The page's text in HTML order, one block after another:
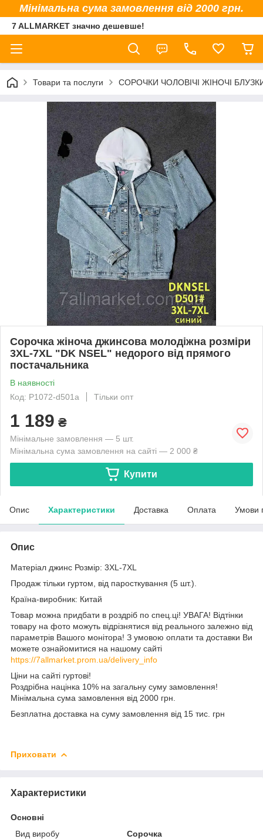
Мінімальна сума замовлення від 2000 грн.
7 ALLMARKET значно дешевше!
Товари та послуги СОРОЧКИ ЧОЛОВІЧІ ЖІНОЧІ
Сорочка жіноча джинсова молодіжна розміри
3XL-7XL "DK NSEL" недорого від прямого
постачальника
В наявності
Код: P1072-d501a
Тільки опт
1 189 ₴
Мінімальне замовлення — 5 шт.
Мінімальна сума замовлення на сайті — 2 000 ₴
Купити
Опис Характеристики Доставка Оплата Умови
Опис
Матеріал джинс Розмір: 3XL-7XL
Продаж тільки гуртом, від паросткування (5 шт.).
Країна-виробник: Китай
Товар можна придбати в роздріб по спец.ці! УВАГА! Відтінки
товару на фото можуть відрізнятися від реального залежно від
параметрів Вашого монітора! З умовою оплати та доставки Ви
можете ознайомитися на нашому сайті
https://7allmarket.prom.ua/delivery_info
Ціни на сайті гуртові!
Роздрібна націнка 10% на загальну суму замовлення!
Мінімальна сума замовлення від 2000 грн.
Безплатна доставка на суму замовлення від 15 тис. грн
Приховати
Характеристики
Основні
Вид виробу
Сорочка